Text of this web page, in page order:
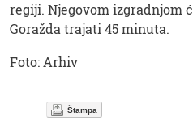
regiji. Njegovom izgradnjom
Goražda trajati 45 minuta.
Foto: Arhiv
Štampa